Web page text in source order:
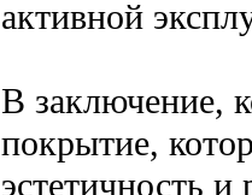
активной
В заключение,
покрытие,
эстетичность